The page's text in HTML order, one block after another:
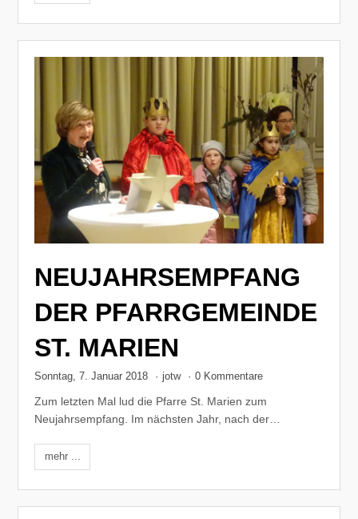
NEUJAHRSEMPFANG
DER PFARRGEMEINDE
ST. MARIEN
Sonntag, 7. Januar 2018 · jotw · 0 Kommentare
Zum letzten Mal lud die Pfarre St. Marien zum
Neujahrsempfang. Im nächsten Jahr, nach der…
mehr ...